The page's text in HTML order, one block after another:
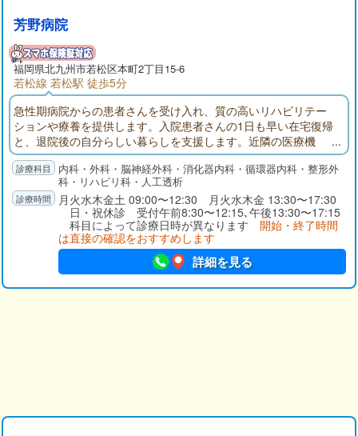
います。当院へのアクセスは、JR筑農本線 若松駅から徒歩約13
分です。また、7台分の駐車場があるので、お車でお越しいただ
くことも可能です。
芳野病院
福岡県北九州市若松区本町2丁目15-6
若松線 若松駅 徒歩5分
急性期病院からの患者さんを受け入れ、質の高いリハビリテー
ションや療養を提供します。入院患者さんの1日も早い在宅復帰
と、退院後の自分らしい暮らしを支援します。近隣の医療機
関、施設、介護事業者との連携を密にし、地域包括ケアシステ
ムの構築に貢献します。
内科・外科・脳神経外科・消化器内科・循環器内科・整形外
科・リハビリ科・人工透析
月火水木金土 09:00〜12:30 月火水木金 13:30〜17:30
日・祝休診 受付午前8:30〜12:15､午後13:30〜17:15
科目によって診療日時が異なります 開始・終了時間
は直接の確認をおすすめします
詳細を見る